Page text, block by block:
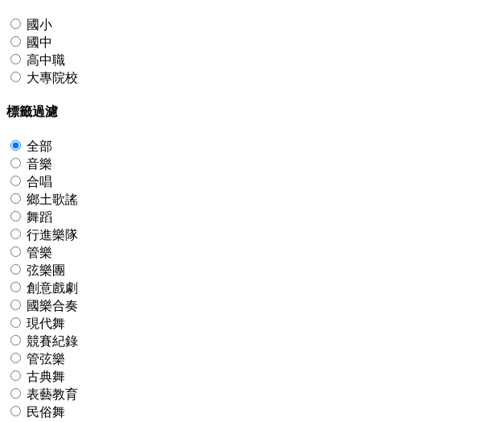
國小
國中
高中職
大專院校
標籤過濾
全部
音樂
合唱
鄉土歌謠
舞蹈
行進樂隊
管樂
弦樂團
創意戲劇
國樂合奏
現代舞
競賽紀錄
管弦樂
古典舞
表藝教育
民俗舞